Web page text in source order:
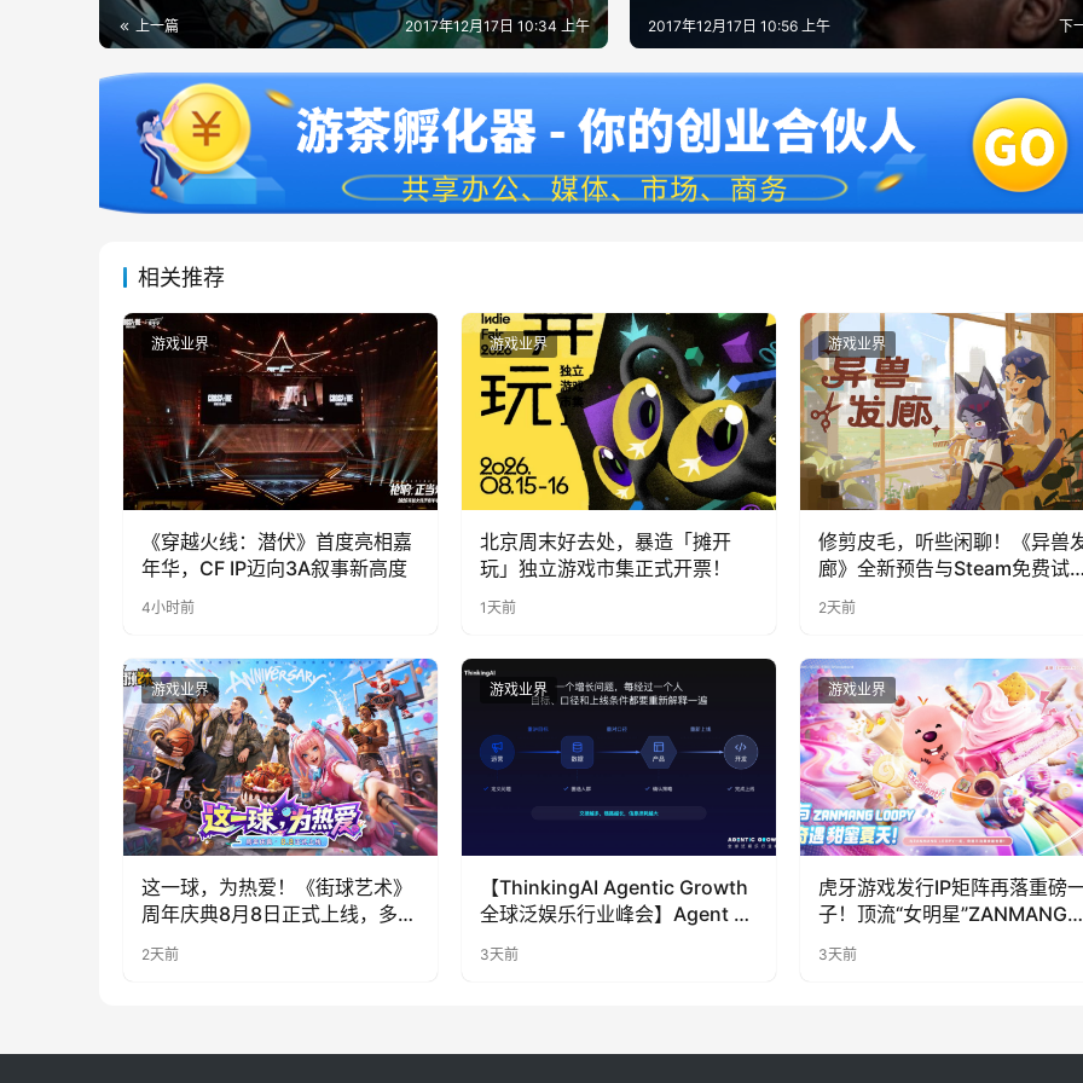
上一篇 2017年12月17日 10:34 上午 下
2017年12月17日 10:56 上午
相关推荐
游戏业界
《穿越火线：潜伏》首度亮相嘉
年华，CF IP迈向3A叙事新高度
4小时前
游戏业界
北京周末好去处，暴造「摊开
玩」独立游戏市集正式开票！
1天前
游戏业界
修剪皮毛，听些闲聊！《异兽
廊》全新预告与Steam免费试
公开
2天前
游戏业界
这一球，为热爱！《街球艺术》
周年庆典8月8日正式上线，多重
2天前
游戏业界
【ThinkingAI Agentic Growth
全球泛娱乐行业峰会】Agent 时
3天前
游戏业界
虎牙游戏发行IP矩阵再落重磅
子！顶流“女明星”ZANMANG
奇遇》惊喜曝光
3天前